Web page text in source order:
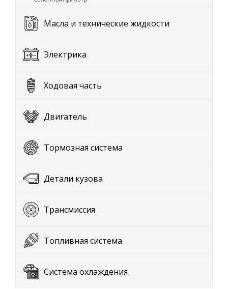
Масла и технические жидкости
Электрика
Ходовая часть
Двигатель
Тормозная система
Детали кузова
Трансмиссия
Топливная система
Система охлаждения